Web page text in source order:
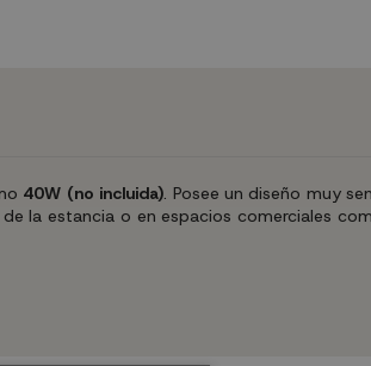
40W (no incluida). Posee un diseño muy
la estancia o en espacios comerciales